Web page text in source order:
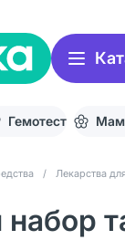
Гемотест
/ Лекарства